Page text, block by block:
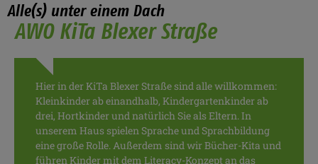
Alle(s) unter einem Dach
AWO KiTa Blexer Straße
Hier in der KiTa Blexer Straße sind alle willkommen:
Kleinkinder ab einandhalb, Kindergartenkinder ab
drei, Hortkinder und natürlich Sie als Eltern. In
unserem Haus spielen Sprache und Sprachbildung
eine große Rolle. Außerdem sind wir Bücher-Kita und
führen Kinder mit dem Literacy-Konzept an das